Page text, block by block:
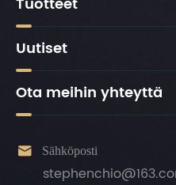
Uutiset
Ota meihin yhteyttä
 Sähköposti